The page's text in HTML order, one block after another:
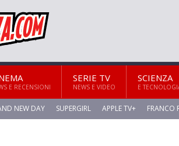
E RECENSIONI
SERIE TV
NEWS E VIDEO
SCIENZA
E
NEW DAY SUPERGIRL APPLE TV+ FRANCO